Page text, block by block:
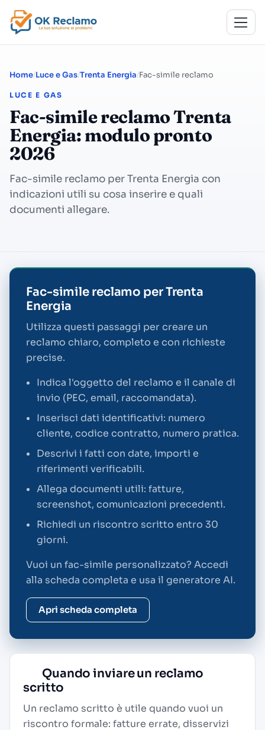
Home Luce e Gas Trenta Energia Fac-simile reclamo
LUCE E GAS
Fac-simile reclamo Trenta
Energia: modulo pronto
2026
Fac-simile reclamo per Trenta Energia con
indicazioni utili su cosa inserire e quali
documenti allegare.
Fac-simile reclamo per Trenta
Energia
Utilizza questi passaggi per creare un
reclamo chiaro, completo e con richieste
precise.
Indica l'oggetto del reclamo e il canale di
invio (PEC, email, raccomandata).
Inserisci dati identificativi: numero
cliente, codice contratto, numero pratica.
Descrivi i fatti con date, importi e
riferimenti verificabili.
Allega documenti utili: fatture,
screenshot, comunicazioni precedenti.
Richiedi un riscontro scritto entro 30
giorni.
Vuoi un fac-simile personalizzato? Accedi
alla scheda completa e usa il generatore AI.
Apri scheda completa
Quando inviare un reclamo
scritto
Un reclamo scritto è utile quando vuoi un
riscontro formale: fatture errate, disservizi